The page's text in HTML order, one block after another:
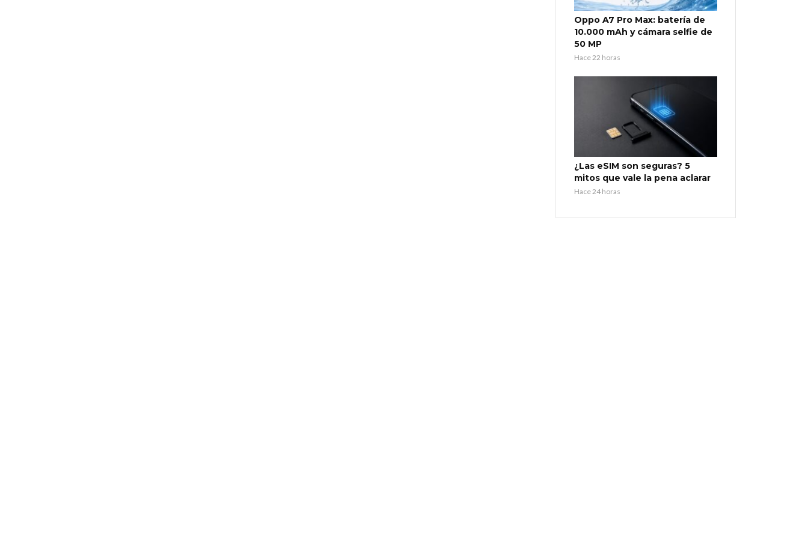
Oppo A7 Pro Max: batería de
10.000 mAh y cámara selfie de
50 MP
Hace 22 horas
¿Las eSIM son seguras? 5
mitos que vale la pena aclarar
Hace 24 horas